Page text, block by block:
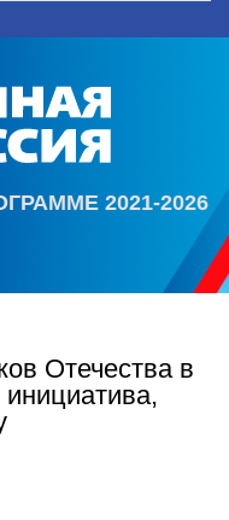
2021-2026
Отечества в